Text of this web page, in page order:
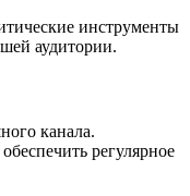
инструменты
аудитории.
канала.
регулярное